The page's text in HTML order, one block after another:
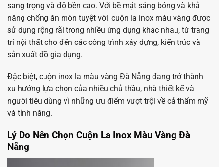
sang trọng và độ bền cao. Với bề mặt sáng bóng và khả
năng chống ăn mòn tuyệt vời, cuộn la inox màu vàng được
sử dụng rộng rãi trong nhiều ứng dụng khác nhau, từ trang
trí nội thất cho đến các công trình xây dựng, kiến trúc và
sản xuất đồ gia dụng.
Đặc biệt, cuộn inox la màu vàng Đà Nẵng đang trở thành
xu hướng lựa chọn của nhiều chủ thầu, nhà thiết kế và
người tiêu dùng vì những ưu điểm vượt trội về cả thẩm mỹ
và tính năng.
Lý Do Nên Chọn Cuộn La Inox Màu Vàng Đà
Nẵng